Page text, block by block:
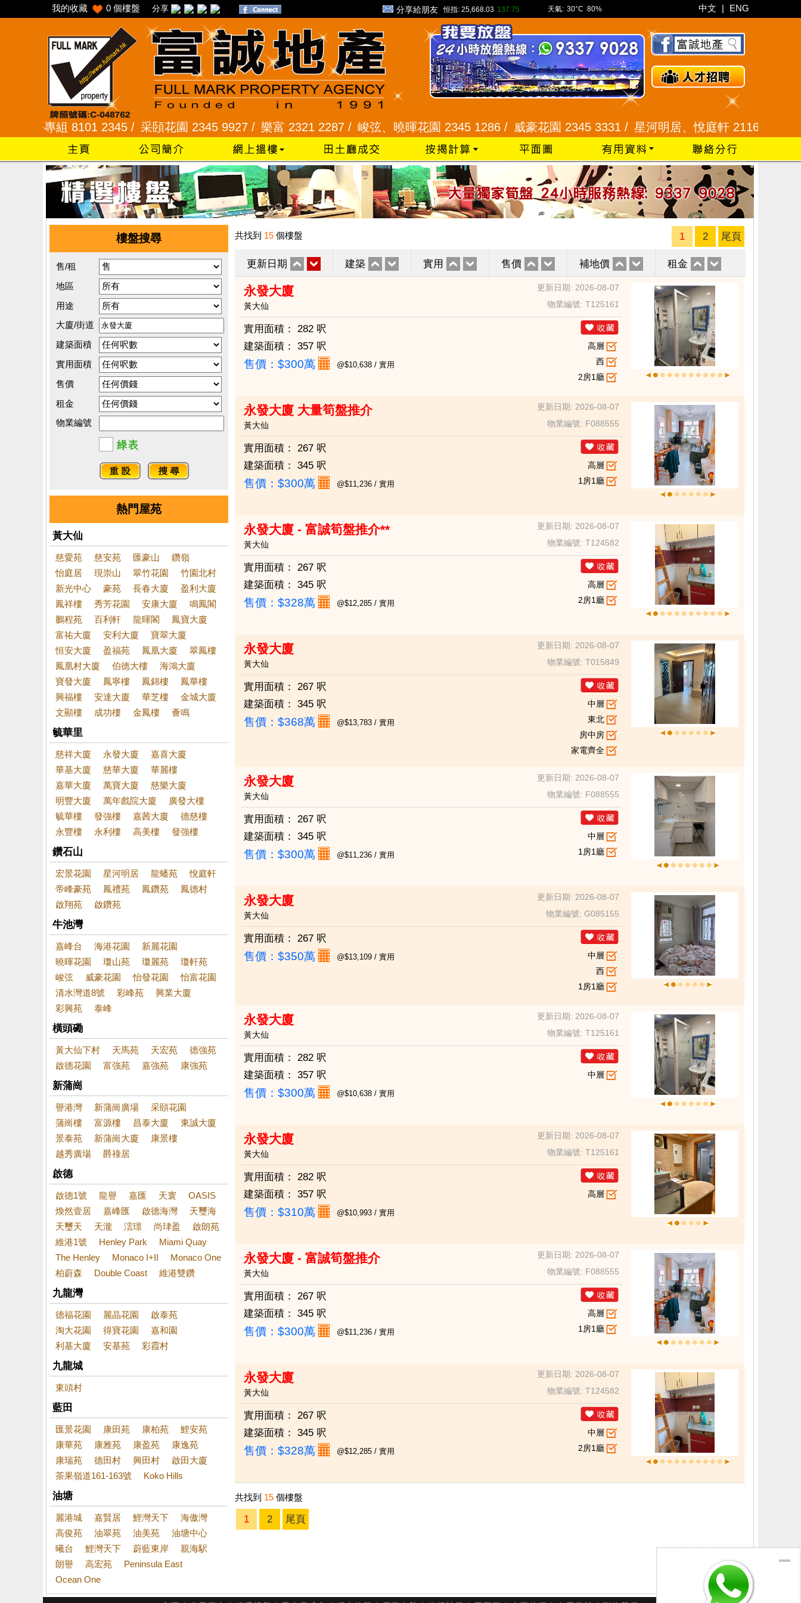
我的收藏 0 個樓盤 分享 分享給朋友 恒指: 25,668.03 137.75 天氣: 30°C 80% 中文 | ENG
專組 8101 2345 /采頣花園 2345 9927 /樂富 2321 2287 /峻弦、曉暉花園 2345 1286 /威豪花園 2345 3331 /星河明居、悅庭軒 2116 8008 /
樓盤搜尋
售/租
地區
用途
大廈/街道
建築面積
實用面積
售價
租金
物業編號
熱門屋苑
黃大仙
慈愛苑 慈安苑 匯豪山
鑽嶺
怡庭居
現崇山 翠竹花園
竹園北村
新光中心
豪苑 長春大廈
盈利大廈
鳳祥樓
秀芳花園 安康大廈
鳴鳳閣
鵬程苑
百利軒 龍暉閣
鳳寶大廈
富祐大廈
安利大廈
寶翠大廈
恒安大廈
盈福苑 鳳凰大廈
翠鳳樓
鳳凰村大廈
伯德大樓
海鴻大廈
寶發大廈
鳳寧樓 鳳錦樓
鳳華樓
興福樓
安達大廈 華芝樓
金城大廈
文顯樓
成功樓 金鳳樓 薈鳴
毓華里
慈祥大廈 永發大廈
嘉喜大廈
華基大廈
慈華大廈
華麗樓
嘉華大廈
萬寶大廈
慈樂大廈
明豐大廈
萬年戲院大廈
廣發大樓
毓華樓
發強樓 嘉茜大廈
德慈樓
永豐樓
永利樓 高美樓 發強樓
鑽石山
宏景花園 星河明居 龍蟠苑
悅庭軒
帝峰豪苑
鳳禮苑 鳳鑽苑
鳳德村
啟翔苑
啟鑽苑
牛池灣
嘉峰台 海港花園
新麗花園
曉暉花園
瓊山苑 瓊麗苑
瓊軒苑
峻弦
威豪花園 怡發花園
怡富花園
清水灣道8號
彩峰苑
興業大廈
彩興苑
泰峰
橫頭磡
黃大仙下村 天馬苑 天宏苑
德強苑
啟德花園
富強苑 嘉強苑 康強苑
新蒲崗
譽港灣 新蒲崗廣場
采頤花園
蒲崗樓
富源樓 昌泰大廈
東誠大廈
景泰苑
新蒲崗大廈
康景樓
越秀廣場
爵祿居
啟德
啟德1號 龍譽 嘉匯 天寰
OASIS
煥然壹居
嘉峰匯 啟德海灣
天璽海
天璽天
天瀧 澐璟 尚珒盈
啟朗苑
維港1號
Henley Park
Miami Quay
The Henley
Monaco I+II
Monaco One
柏蔚森
Double Coast 維港雙鑽
九龍灣
德福花園 麗晶花園
啟泰苑
淘大花園
得寶花園
嘉和園
利基大廈
安基苑 彩霞村
九龍城
東頭村
藍田
匯景花園 康田苑 康柏苑
鯉安苑
康華苑
康雅苑 康盈苑
康逸苑
康瑞苑
德田村 興田村
啟田大廈
茶果嶺道161-163號
Koko Hills
油塘
麗港城 嘉賢居 鯉灣天下
海傲灣
高俊苑
油翠苑 油美苑
油塘中心
曦台
鯉灣天下 蔚藍東岸
親海駅
朗譽
高宏苑
Peninsula East
Ocean One
共找到 15 個樓盤 1 2 尾頁
更新日期 建築 實用 售價 補地價 租金
永發大廈
更新日期: 2026-08-07
黃大仙
物業編號: T125161
實用面積：
282 呎
建築面積：
357 呎
售價： $300萬 @$10,638 / 實用
高層
西
2房1廳
永發大廈 大量筍盤推介
更新日期: 2026-08-07
黃大仙
物業編號: F088555
實用面積：
267 呎
建築面積：
345 呎
售價： $300萬 @$11,236 / 實用
高層
1房1廳
永發大廈 - 富誠筍盤推介**
更新日期: 2026-08-07
黃大仙
物業編號: T124582
實用面積：
267 呎
建築面積：
345 呎
售價： $328萬 @$12,285 / 實用
高層
2房1廳
永發大廈
更新日期: 2026-08-07
黃大仙
物業編號: T015849
實用面積：
267 呎
建築面積：
345 呎
售價： $368萬 @$13,783 / 實用
中層
東北
房中房
家電齊全
永發大廈
更新日期: 2026-08-07
黃大仙
物業編號: F088555
實用面積：
267 呎
建築面積：
345 呎
售價： $300萬 @$11,236 / 實用
中層
1房1廳
永發大廈
更新日期: 2026-08-07
黃大仙
物業編號: G085155
實用面積： 267 呎
售價： $350萬 @$13,109 / 實用
中層
西
1房1廳
永發大廈
更新日期: 2026-08-07
黃大仙
物業編號: T125161
實用面積：
282 呎
建築面積：
357 呎
售價： $300萬 @$10,638 / 實用
中層
永發大廈
更新日期: 2026-08-07
黃大仙
物業編號: T125161
實用面積：
282 呎
建築面積：
357 呎
售價： $310萬 @$10,993 / 實用
高層
永發大廈 - 富誠筍盤推介
更新日期: 2026-08-07
黃大仙
物業編號: F088555
實用面積：
267 呎
建築面積：
345 呎
售價： $300萬 @$11,236 / 實用
高層
1房1廳
永發大廈
更新日期: 2026-08-07
黃大仙
物業編號: T124582
實用面積：
267 呎
建築面積：
345 呎
售價： $328萬 @$12,285 / 實用
中層
2房1廳
共找到 15 個樓盤
1 2 尾頁